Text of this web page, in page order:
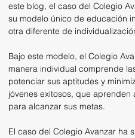
este blog, el caso del Colegio
su modelo único de educación
otra diferente de
Bajo este modelo, el Colegio
manera individual comprende
potenciar sus aptitudes y
jóvenes exitosos, que
para alcanzar sus metas.
El caso del Colegio Avanzar